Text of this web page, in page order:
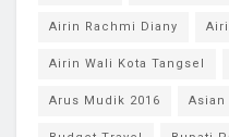
Airin Rachmi Diany
Airin Wali Kota Tangsel
Arus Mudik 2016 Asian